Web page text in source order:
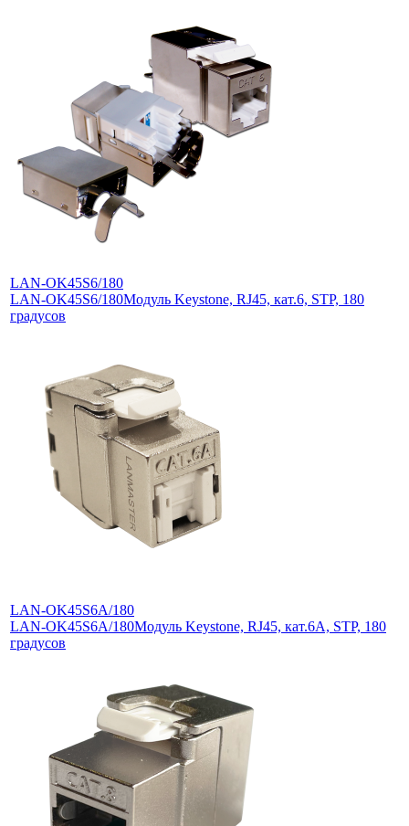
LAN-OK45S6/180
LAN-OK45S6/180Модуль Keystone, RJ45, кат.6, STP, 180
градусов
LAN-OK45S6A/180
LAN-OK45S6A/180Модуль Keystone, RJ45, кат.6A, STP, 180
градусов